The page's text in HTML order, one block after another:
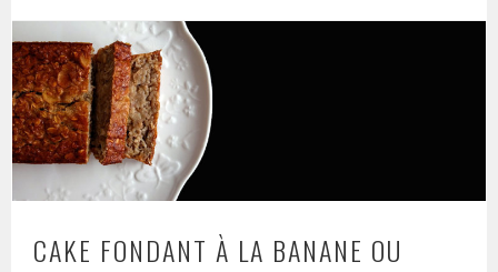
CAKE FONDANT À LA BANANE OU